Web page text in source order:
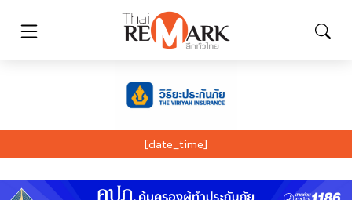
[date_time]